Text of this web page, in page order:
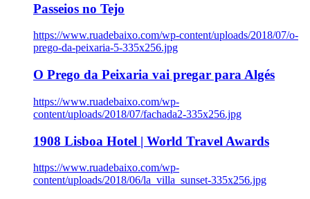
Passeios no Tejo
https://www.ruadebaixo.com/wp-content/uploads/2018/07/o-
prego-da-peixaria-5-335x256.jpg
O Prego da Peixaria vai pregar para Algés
https://www.ruadebaixo.com/wp-
content/uploads/2018/07/fachada2-335x256.jpg
1908 Lisboa Hotel | World Travel Awards
https://www.ruadebaixo.com/wp-
content/uploads/2018/06/la_villa_sunset-335x256.jpg